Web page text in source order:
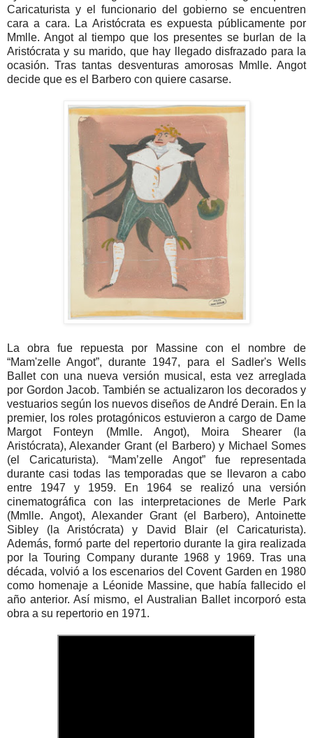
Caricaturista y el funcionario del gobierno se encuentren
cara a cara. La Aristócrata es expuesta públicamente por
Mmlle. Angot al tiempo que los presentes se burlan de la
Aristócrata y su marido, que hay llegado disfrazado para la
ocasión. Tras tantas desventuras amorosas Mmlle. Angot
decide que es el Barbero con quiere casarse.
La obra fue repuesta por Massine con el nombre de
“Mam'zelle Angot”, durante 1947, para el Sadler's Wells
Ballet con una nueva versión musical, esta vez arreglada
por Gordon Jacob. También se actualizaron los decorados y
vestuarios según los nuevos diseños de André Derain. En la
premier, los roles protagónicos estuvieron a cargo de Dame
Margot Fonteyn (Mmlle. Angot), Moira Shearer (la
Aristócrata), Alexander Grant (el Barbero) y Michael Somes
(el Caricaturista). “Mam’zelle Angot” fue representada
durante casi todas las temporadas que se llevaron a cabo
entre 1947 y 1959. En 1964 se realizó una versión
cinematográfica con las interpretaciones de Merle Park
(Mmlle. Angot), Alexander Grant (el Barbero), Antoinette
Sibley (la Aristócrata) y David Blair (el Caricaturista).
Además, formó parte del repertorio durante la gira realizada
por la Touring Company durante 1968 y 1969. Tras una
década, volvió a los escenarios del Covent Garden en 1980
como homenaje a Léonide Massine, que había fallecido el
año anterior. Así mismo, el Australian Ballet incorporó esta
obra a su repertorio en 1971.